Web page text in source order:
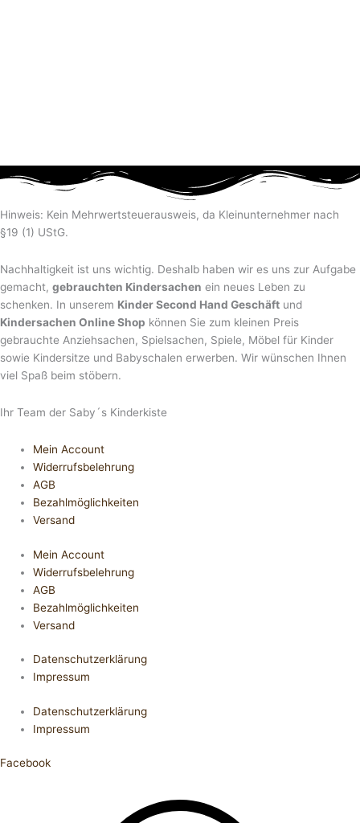
Hinweis: Kein Mehrwertsteuerausweis, da Kleinunternehmer nach
§19 (1) UStG.
Nachhaltigkeit ist uns wichtig. Deshalb haben wir es uns zur Aufgabe
gemacht, gebrauchten Kindersachen ein neues Leben zu
schenken. In unserem Kinder Second Hand Geschäft und
Kindersachen Online Shop können Sie zum kleinen Preis
gebrauchte Anziehsachen, Spiel­sachen, Spiele, Möbel für Kinder
sowie Kindersitze und Babyschalen erwerben. Wir wünschen Ihnen
viel Spaß beim stöbern.
Ihr Team der Saby´s Kinderkiste
Mein Account
Widerrufsbelehrung
AGB
Bezahlmöglichkeiten
Versand
Mein Account
Widerrufsbelehrung
AGB
Bezahlmöglichkeiten
Versand
Datenschutzerklärung
Impressum
Datenschutzerklärung
Impressum
Facebook